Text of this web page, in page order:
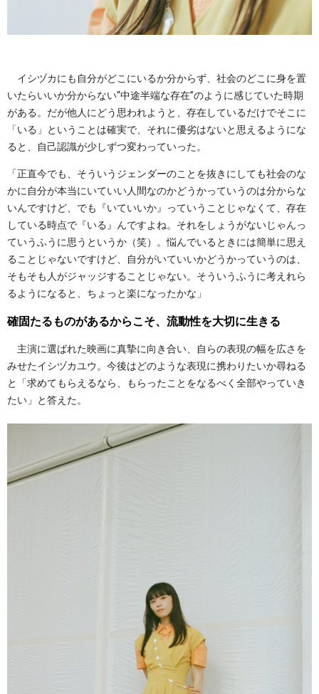
イシヅカにも自分がどこにいるか分からず、社会のどこに身を置
いたらいいか分からない“中途半端な存在”のように感じていた時期
がある。だが他人にどう思われようと、存在しているだけでそこに
「いる」ということは確実で、それに優劣はないと思えるようにな
ると、自己認識が少しずつ変わっていった。
「正直今でも、そういうジェンダーのことを抜きにしても社会のな
かに自分が本当にいていい人間なのかどうかっていうのは分からな
いんですけど、でも『いていいか』っていうことじゃなくて、存在
している時点で『いる』んですよね。それをしょうがないじゃんっ
ていうふうに思うというか（笑）。悩んでいるときには簡単に思え
ることじゃないですけど、自分がいていいかどうかっていうのは、
そもそも人がジャッジすることじゃない。そういうふうに考えれら
るようになると、ちょっと楽になったかな」
確固たるものがあるからこそ、流動性を大切に生きる
主演に選ばれた映画に真摯に向き合い、自らの表現の幅を広さを
みせたイシヅカユウ。今後はどのような表現に携わりたいか尋ねる
と「求めてもらえるなら、もらったことをなるべく全部やっていき
たい」と答えた。